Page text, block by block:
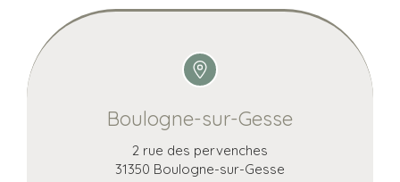
Boulogne-sur-Gesse
2 rue des pervenches
31350 Boulogne-sur-Gesse